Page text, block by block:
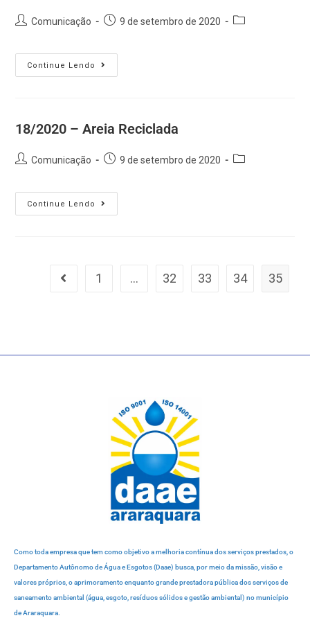
Comunicação 9 de setembro de 2020
Continue Lendo
18/2020 – Areia Reciclada
Comunicação 9 de setembro de 2020
Continue Lendo
1 … 32 33 34 35
Como toda empresa que tem como objetivo a melhoria contínua dos serviços prestados, o
Departamento Autônomo de Água e Esgotos (Daae) busca, por meio da missão, visão e
valores próprios, o aprimoramento enquanto grande prestadora pública dos serviços de
saneamento ambiental (água, esgoto, resíduos sólidos e gestão ambiental) no município
de Araraquara.